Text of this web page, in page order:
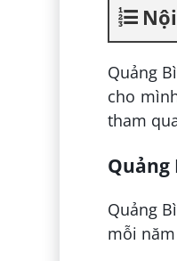
Quảng
cho
tham
Quảng
Quảng
mỗi